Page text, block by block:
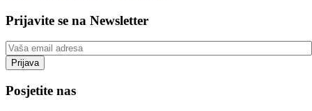
Prijavite se na Newsletter
Posjetite nas